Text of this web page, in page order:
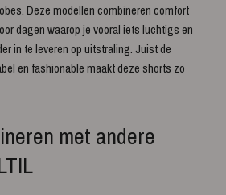
Deze modellen combineren comfort
dagen waarop je vooral iets luchtigs en
in te leveren op uitstraling. Juist de
en fashionable maakt deze shorts zo
met andere